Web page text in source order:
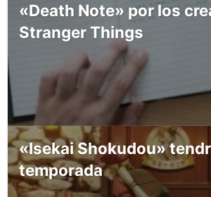
«Death Note» por los
Stranger Things
«Isekai Shokudou»
temporada